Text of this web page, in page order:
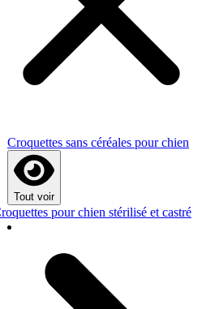
Croquettes sans céréales pour chien
Tout voir
pour chien stérilisé et castré